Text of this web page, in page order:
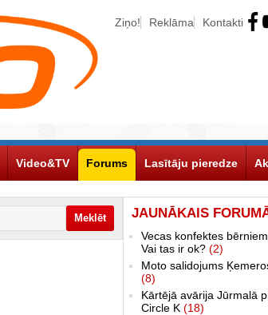
Ziņo! Reklāma Kontakti
Video&TV Forums Lasītāju pieredze
JAUNĀKAIS
Vecas konfektes
Vai tas ir ok? (2)
Moto salidojums
(8)
Kārtējā avārija Jūrmalā
Circle K (18)